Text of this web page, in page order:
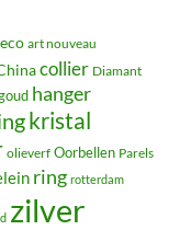
art nouveau
collier Diamant
hanger
kristal
olieverf Oorbellen Parels
ring rotterdam
zilver